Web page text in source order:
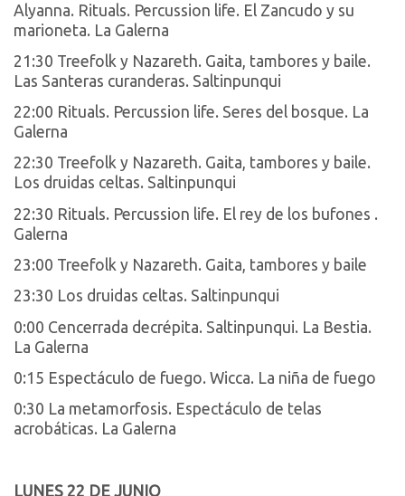
Alyanna. Rituals. Percussion life. El Zancudo y su
marioneta. La Galerna
21:30 Treefolk y Nazareth. Gaita, tambores y baile.
Las Santeras curanderas. Saltinpunqui
22:00 Rituals. Percussion life. Seres del bosque. La
Galerna
22:30 Treefolk y Nazareth. Gaita, tambores y baile.
Los druidas celtas. Saltinpunqui
22:30 Rituals. Percussion life. El rey de los bufones .
Galerna
23:00 Treefolk y Nazareth. Gaita, tambores y baile
23:30 Los druidas celtas. Saltinpunqui
0:00 Cencerrada decrépita. Saltinpunqui. La Bestia.
La Galerna
0:15 Espectáculo de fuego. Wicca. La niña de fuego
0:30 La metamorfosis. Espectáculo de telas
acrobáticas. La Galerna
LUNES 22 DE JUNIO